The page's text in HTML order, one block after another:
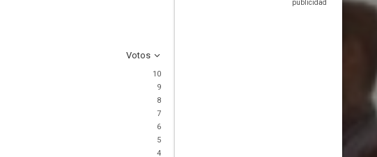
Votos
10
9
8
7
6
5
4